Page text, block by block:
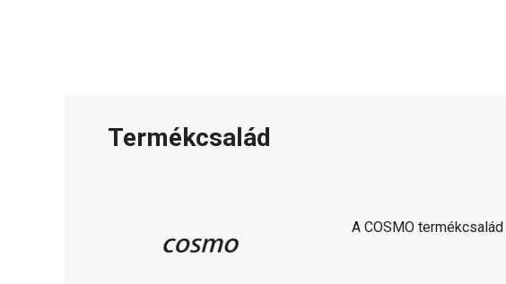
Termékcsalád
A COSMO